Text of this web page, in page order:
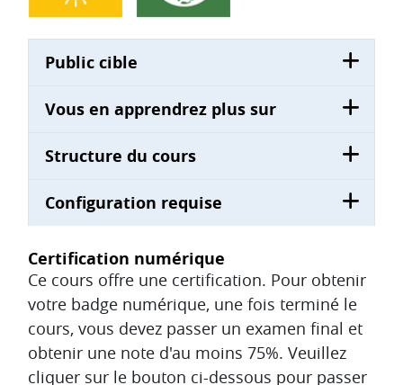
Public cible
Vous en apprendrez plus sur
Structure du cours
Configuration requise
Certification numérique
Ce cours offre une certification. Pour obtenir
votre badge numérique, une fois terminé le
cours, vous devez passer un examen final et
obtenir une note d'au moins 75%. Veuillez
cliquer sur le bouton ci-dessous pour passer